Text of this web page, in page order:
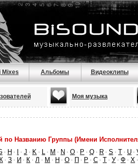
Mixes Альбомы Видеоклипы
Моя музыка
по Названию Группы (Имени
· H · · J · K · L · M · N · O · P · Q · R · S · T · U ·
· З · И · К · Л · М · Н · О · П · Р · С · Т · У · Ф · Х